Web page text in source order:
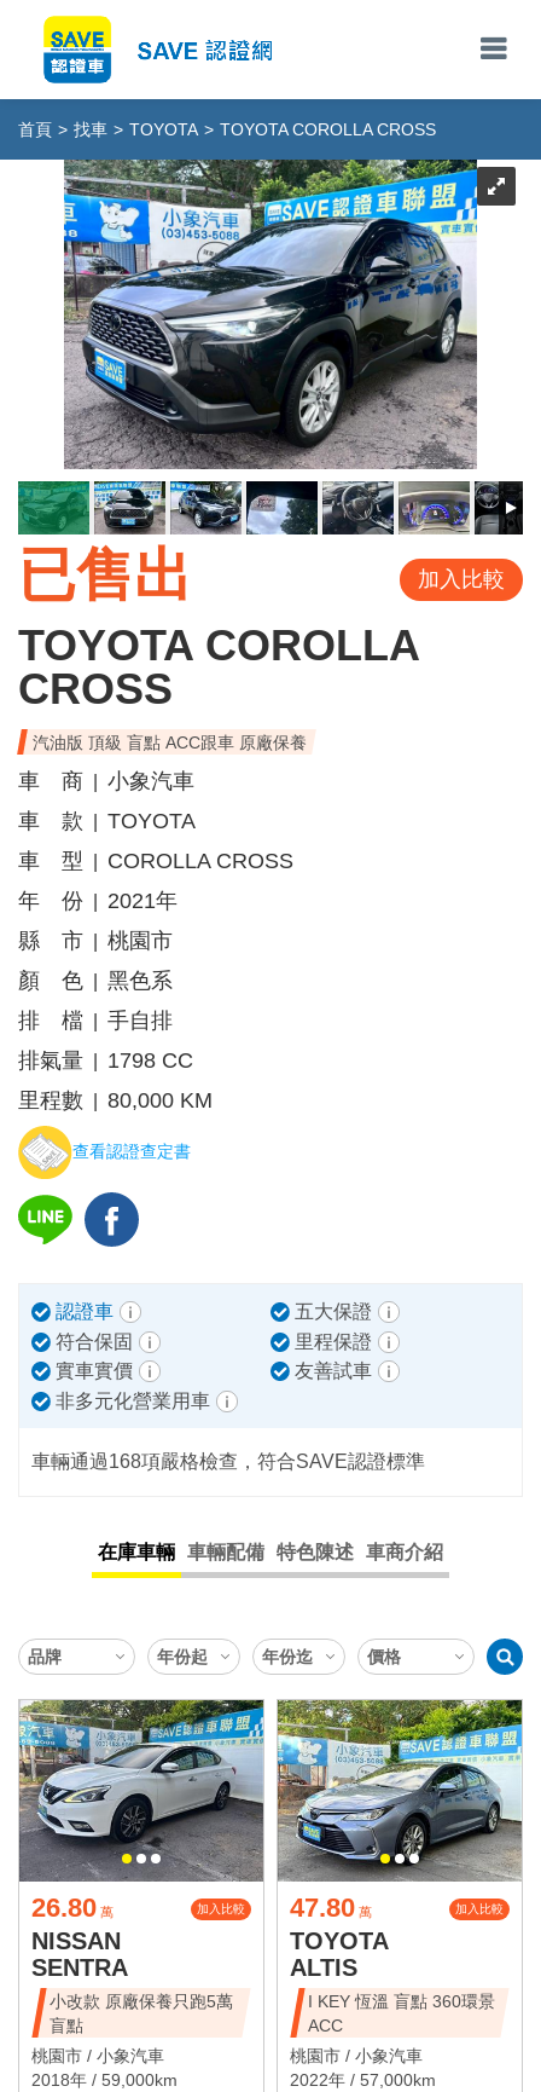
首頁 > 找車 > TOYOTA > TOYOTA COROLLA CROSS
已售出 加入比較
TOYOTA COROLLA
CROSS
汽油版 頂級 盲點 ACC跟車 原廠保養
車 商
小象汽車
車 款
TOYOTA
車 型
COROLLA CROSS
年 份
2021年
縣 市
桃園市
顏 色
黑色系
排 檔
手自排
排氣量
1798 CC
里程數
80,000 KM
查看認證查定書
認證車
五大保證
符合保固
里程保證
實車實價
友善試車
非多元化營業用車
車輛通過168項嚴格檢查，符合SAVE認證標準
在庫車輛 車輛配備 特色陳述 車商介紹
26.80 萬 加入比較
NISSAN
SENTRA
小改款 原廠保養只跑5萬
盲點
桃園市 / 小象汽車
2018年 / 59,000km
47.80 萬 加入比較
TOYOTA
ALTIS
I KEY 恆溫 盲點 360環景
ACC
桃園市 / 小象汽車
2022年 / 57,000km